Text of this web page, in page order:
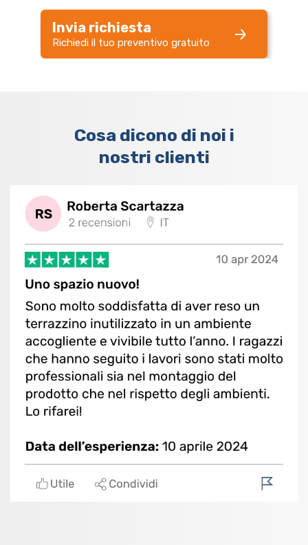
Invia richiesta
Richiedi il tuo preventivo gratuito
Cosa dicono di noi i
nostri clienti